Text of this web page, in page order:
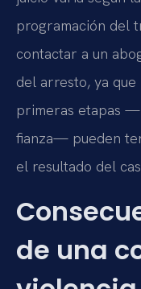
programación del
contactar a un
del arresto, ya que
primeras etapas
fianza— pueden
el resultado del
de una